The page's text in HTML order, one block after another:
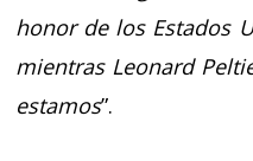
honor de los Estados
mientras Leonard
estamos”.